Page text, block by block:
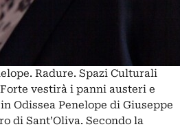
Radure. Spazi Culturali
vestirà i panni austeri e
Odissea Penelope di Giuseppe
di Sant’Oliva. Secondo la